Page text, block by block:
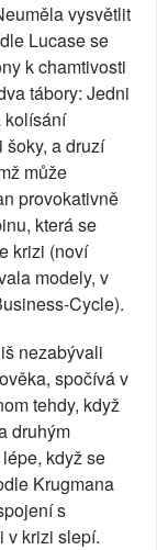
vysvětlit
Lucase se
k chamtivosti
tábory: Jedni
kolísání
a druzí
může
provokativně
která se
krizi (noví
modely, v
Cycle).
nezabývali
spočívá v
tehdy, když
druhým
když se
Krugmana
s
v krizi slepí.